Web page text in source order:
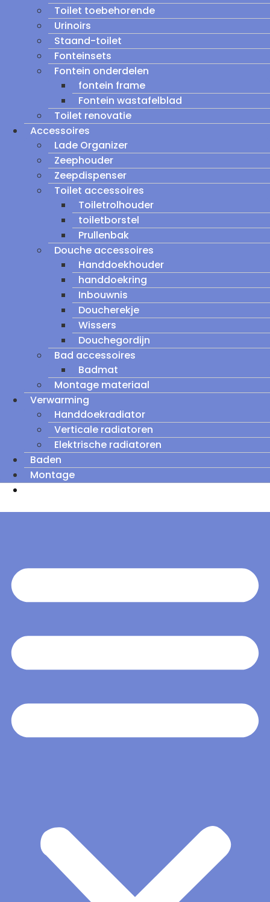
Toilet toebehorende
Urinoirs
Staand-toilet
Fonteinsets
Fontein onderdelen
fontein frame
Fontein wastafelblad
Toilet renovatie
Accessoires
Lade Organizer
Zeephouder
Zeepdispenser
Toilet accessoires
Toiletrolhouder
toiletborstel
Prullenbak
Douche accessoires
Handdoekhouder
handdoekring
Inbouwnis
Doucherekje
Wissers
Douchegordijn
Bad accessoires
Badmat
Montage materiaal
Verwarming
Handdoekradiator
Verticale radiatoren
Elektrische radiatoren
Baden
Montage